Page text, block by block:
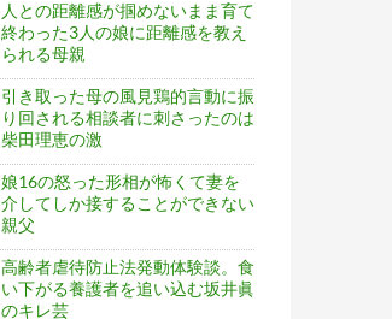
人との距離感が掴めないまま育て
終わった3人の娘に距離感を教え
られる母親
引き取った母の風見鶏的言動に振
り回される相談者に刺さったのは
柴田理恵の激
娘16の怒った形相が怖くて妻を
介してしか接することができない
親父
高齢者虐待防止法発動体験談。食
い下がる養護者を追い込む坂井眞
のキレ芸